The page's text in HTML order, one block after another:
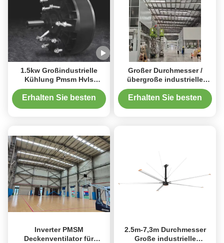
1.5kw Großindustrielle
Kühlung Pmsm Hvls
Ventilator Motor
Erhalten Sie besten
Großer Durchmesser /
übergroße industrielle
HVLS-Ventilatoren PMSM-
Serie 24ft 1,5KW
Erhalten Sie besten
Inverter PMSM
Deckenventilator für
2.5m-7,3m Durchmesser
Große industrielle